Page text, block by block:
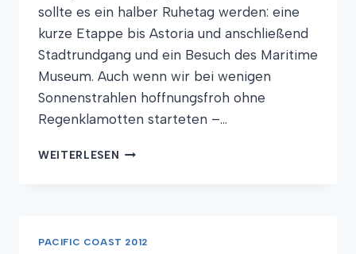
sollte es ein halber Ruhetag werden: eine
kurze Etappe bis Astoria und anschließend
Stadtrundgang und ein Besuch des Maritime
Museum. Auch wenn wir bei wenigen
Sonnenstrahlen hoffnungsfroh ohne
Regenklamotten starteten –…
WEITERLESEN LOTSEN,
PACIFIC COAST 2012